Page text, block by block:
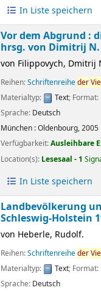
In Liste speichern
Vor dem Abgrund :
hrsg. von Dimitrij
von Filippovych, Dmitrij
Reihen:Schriftenreiheder
Materialtyp:
Text; Format:
Sprache: Deutsch
München :Oldenbourg,2005
Verfügbarkeit:Ausleihbare
Location(s): Lesesaal - 1
In Liste speichern
Landbevölkerung
Schleswig-Holstein
von Heberle, Rudolf.
Reihen:Schriftenreiheder
Materialtyp:
Text; Format:
Sprache: Deutsch